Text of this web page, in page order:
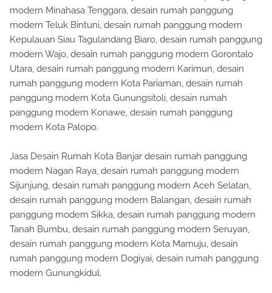
modern Minahasa Tenggara, desain rumah panggung
modern Teluk Bintuni, desain rumah panggung modern
Kepulauan Siau Tagulandang Biaro, desain rumah panggung
modern Wajo, desain rumah panggung modern Gorontalo
Utara, desain rumah panggung modern Karimun, desain
rumah panggung modern Kota Pariaman, desain rumah
panggung modern Kota Gunungsitoli, desain rumah
panggung modern Konawe, desain rumah panggung
modern Kota Palopo.
Jasa Desain Rumah Kota Banjar desain rumah panggung
modern Nagan Raya, desain rumah panggung modern
Sijunjung, desain rumah panggung modern Aceh Selatan,
desain rumah panggung modern Balangan, desain rumah
panggung modern Sikka, desain rumah panggung modern
Tanah Bumbu, desain rumah panggung modern Seruyan,
desain rumah panggung modern Kota Mamuju, desain
rumah panggung modern Dogiyai, desain rumah panggung
modern Gunungkidul.